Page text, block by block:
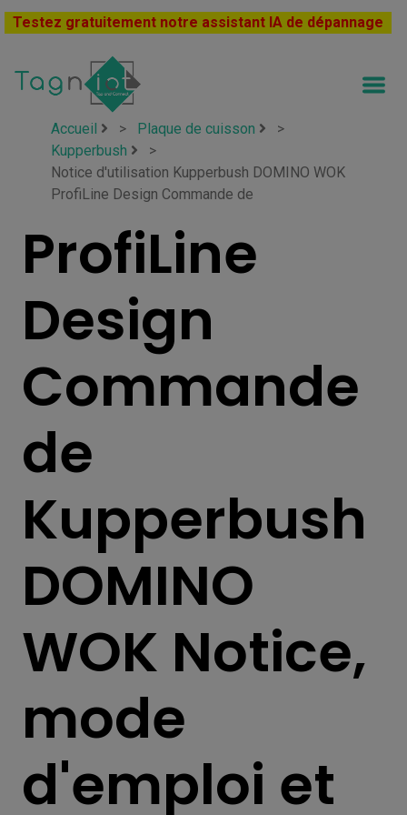
Testez gratuitement notre assistant IA de dépannage
Accueil > Plaque de cuisson
>
Kupperbush
>
Notice d'utilisation Kupperbush DOMINO WOK
ProfiLine Design Commande de
ProfiLine
Design
Commande
de
Kupperbush
DOMINO
WOK Notice,
mode
d'emploi et